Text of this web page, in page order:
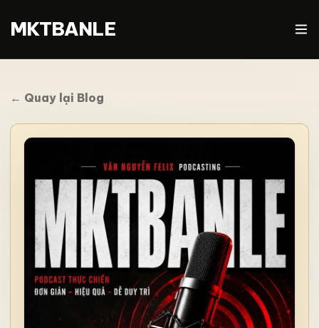
MKTBANLE
← Quay lại Blog